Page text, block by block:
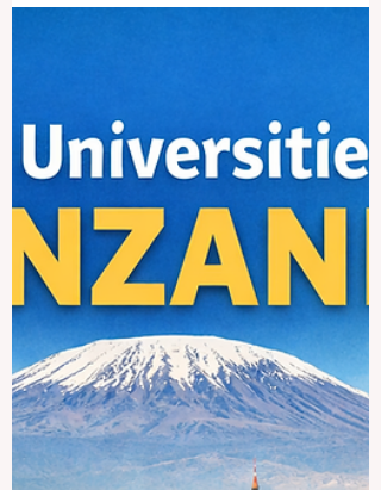
Muchas personas preguntan por las
universidades de Melbourne porque
estudiantiles más conocidas de Australia.
La ciudad ofrece una mezcla de grandes
universidades de investigación,
instituciones orientadas a la práctica,
campus en el centro y campus en las
afueras. Esto hace que Melbourne sea
una opción muy atractiva para estudiantes
locales e internacionales que buscan
educación de calidad, un entorno
multicultural y muchas oportunidades de